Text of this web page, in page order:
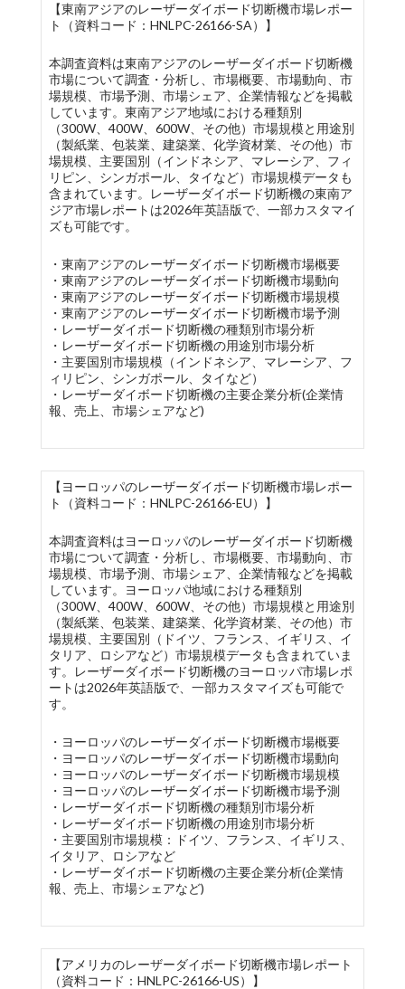
【東南アジアのレーザーダイボード切断機市場レポー
ト（資料コード：HNLPC-26166-SA）】
本調査資料は東南アジアのレーザーダイボード切断機
市場について調査・分析し、市場概要、市場動向、市
場規模、市場予測、市場シェア、企業情報などを掲載
しています。東南アジア地域における種類別
（300W、400W、600W、その他）市場規模と用途別
（製紙業、包装業、建築業、化学資材業、その他）市
場規模、主要国別（インドネシア、マレーシア、フィ
リピン、シンガポール、タイなど）市場規模データも
含まれています。レーザーダイボード切断機の東南ア
ジア市場レポートは2026年英語版で、一部カスタマイ
ズも可能です。
・東南アジアのレーザーダイボード切断機市場概要
・東南アジアのレーザーダイボード切断機市場動向
・東南アジアのレーザーダイボード切断機市場規模
・東南アジアのレーザーダイボード切断機市場予測
・レーザーダイボード切断機の種類別市場分析
・レーザーダイボード切断機の用途別市場分析
・主要国別市場規模（インドネシア、マレーシア、フ
ィリピン、シンガポール、タイなど）
・レーザーダイボード切断機の主要企業分析(企業情
報、売上、市場シェアなど)
【ヨーロッパのレーザーダイボード切断機市場レポー
ト（資料コード：HNLPC-26166-EU）】
本調査資料はヨーロッパのレーザーダイボード切断機
市場について調査・分析し、市場概要、市場動向、市
場規模、市場予測、市場シェア、企業情報などを掲載
しています。ヨーロッパ地域における種類別
（300W、400W、600W、その他）市場規模と用途別
（製紙業、包装業、建築業、化学資材業、その他）市
場規模、主要国別（ドイツ、フランス、イギリス、イ
タリア、ロシアなど）市場規模データも含まれていま
す。レーザーダイボード切断機のヨーロッパ市場レポ
ートは2026年英語版で、一部カスタマイズも可能で
す。
・ヨーロッパのレーザーダイボード切断機市場概要
・ヨーロッパのレーザーダイボード切断機市場動向
・ヨーロッパのレーザーダイボード切断機市場規模
・ヨーロッパのレーザーダイボード切断機市場予測
・レーザーダイボード切断機の種類別市場分析
・レーザーダイボード切断機の用途別市場分析
・主要国別市場規模：ドイツ、フランス、イギリス、
イタリア、ロシアなど
・レーザーダイボード切断機の主要企業分析(企業情
報、売上、市場シェアなど)
【アメリカのレーザーダイボード切断機市場レポート
（資料コード：HNLPC-26166-US）】